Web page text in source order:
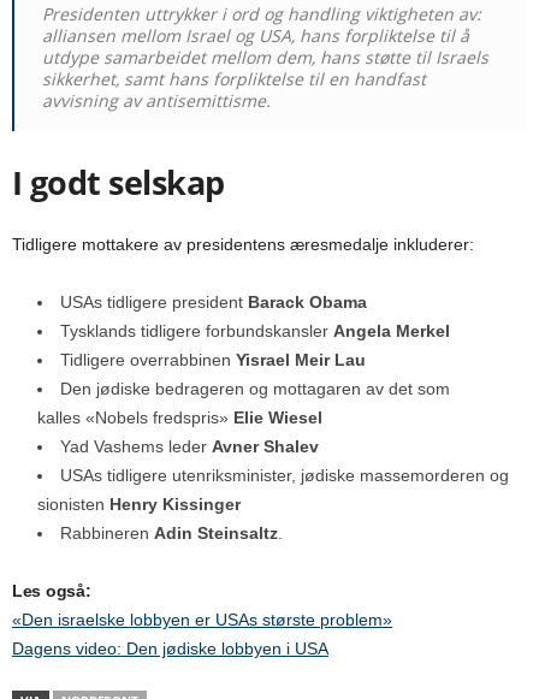
Presidenten uttrykker i ord og handling viktigheten av:
alliansen mellom Israel og USA, hans forpliktelse til å
utdype samarbeidet mellom dem, hans støtte til Israels
sikkerhet, samt hans forpliktelse til en handfast
avvisning av antisemittisme.
I godt selskap
Tidligere mottakere av presidentens æresmedalje inkluderer:
USAs tidligere president Barack Obama
Tysklands tidligere forbundskansler Angela Merkel
Tidligere overrabbinen Yisrael Meir Lau
Den jødiske bedrageren og mottagaren av det som
kalles «Nobels fredspris» Elie Wiesel
Yad Vashems leder Avner Shalev
USAs tidligere utenriksminister, jødiske massemorderen og
sionisten Henry Kissinger
Rabbineren Adin Steinsaltz
Les også:
«Den israelske lobbyen er USAs største problem»
Dagens video: Den jødiske lobbyen i USA